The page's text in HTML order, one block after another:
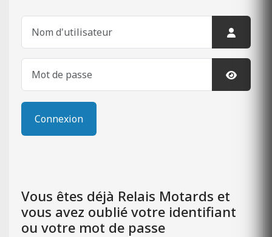
Nom d'utilisateur
Mot de
Connexion
Vous êtes déjà Relais Motards et
vous avez oublié votre identifiant
ou votre mot de passe